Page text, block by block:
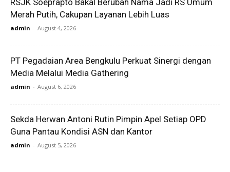
RSJK Soeprapto Bakal Berubah Nama Jadi RS Umum
Merah Putih, Cakupan Layanan Lebih Luas
admin - August 4, 2026
PT Pegadaian Area Bengkulu Perkuat Sinergi dengan
Media Melalui Media Gathering
admin - August 6, 2026
Sekda Herwan Antoni Rutin Pimpin Apel Setiap OPD
Guna Pantau Kondisi ASN dan Kantor
admin - August 5, 2026